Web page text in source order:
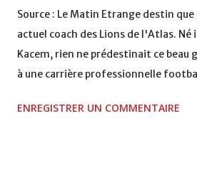
Source : Le Matin Etrange destin que
actuel coach des Lions de l'Atlas. Né
Kacem, rien ne prédestinait ce beau
à une carrière professionnelle
également féru des armes, le jeune
ENREGISTRER UN COMMENTAIRE